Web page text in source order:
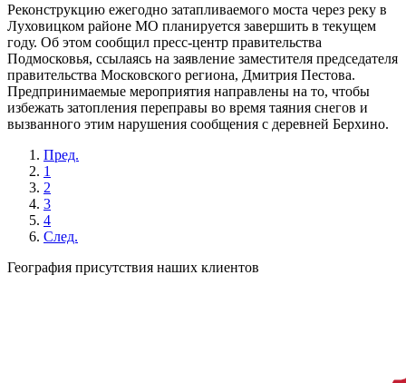
Реконструкцию ежегодно затапливаемого моста через реку в
Луховицком районе МО планируется завершить в текущем
году. Об этом сообщил пресс-центр правительства
Подмосковья, ссылаясь на заявление заместителя председателя
правительства Московского региона, Дмитрия Пестова.
Предпринимаемые мероприятия направлены на то, чтобы
избежать затопления переправы во время таяния снегов и
вызванного этим нарушения сообщения с деревней Берхино.
Пред.
1
2
3
4
След.
География присутствия наших клиентов